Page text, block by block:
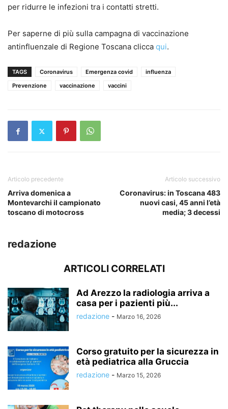
per ridurre le infezioni tra i contatti stretti.
Per saperne di più sulla campagna di vaccinazione
antinfluenzale di Regione Toscana clicca qui.
TAGS Coronavirus Emergenza covid
influenza
Prevenzione
vaccinazione vaccini
Articolo precedente
Arriva domenica a
Montevarchi il campionato
toscano di motocross
Articolo successivo
Coronavirus: in Toscana 483
nuovi casi, 45 anni l’età
media; 3 decessi
redazione
ARTICOLI CORRELATI
Ad Arezzo la radiologia arriva a
casa per i pazienti più...
redazione - Marzo 16, 2026
Corso gratuito per la sicurezza in
età pediatrica alla Gruccia
redazione - Marzo 15, 2026